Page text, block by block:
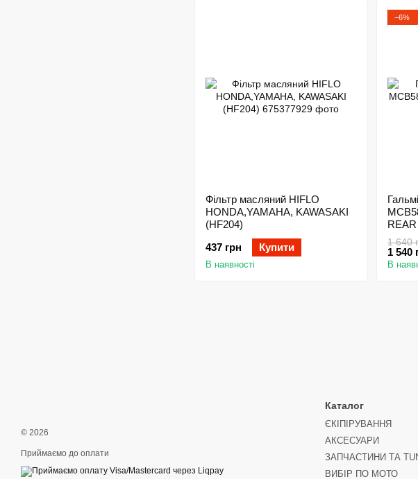
Фільтр масляний HIFLO
HONDA,YAMAHA, KAWASAKI
(HF204)
437 грн
Купити
В наявності
−6%
REAR
1 640
1 540
В
© 2026
Приймаємо до оплати
Каталог
ЄКІПІРУВАННЯ
АКСЕСУАРИ
ЗАПЧАСТИНИ ТА
ВИБІР ПО МОТО